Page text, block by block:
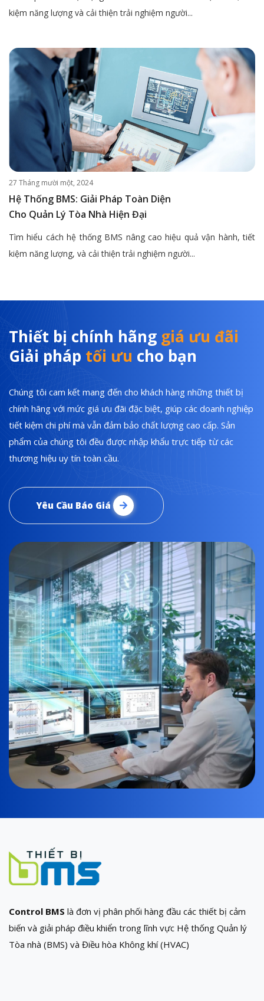
kiệm năng lượng và cải thiện trải nghiệm người...
27 Tháng mười một, 2024
Hệ Thống BMS: Giải Pháp Toàn Diện
Cho Quản Lý Tòa Nhà Hiện Đại
Tìm hiểu cách hệ thống BMS nâng cao hiệu quả vận hành, tiết
kiệm năng lượng, và cải thiện trải nghiệm người...
Thiết bị chính hãng giá ưu đãi
Giải pháp tối ưu cho bạn
Chúng tôi cam kết mang đến cho khách hàng những thiết bị
chính hãng với mức giá ưu đãi đặc biệt, giúp các doanh nghiệp
tiết kiệm chi phí mà vẫn đảm bảo chất lượng cao cấp. Sản
phẩm của chúng tôi đều được nhập khẩu trực tiếp từ các
thương hiệu uy tín toàn cầu.
Yêu Cầu Báo Giá
Control BMS là đơn vị phân phối hàng đầu các thiết bị cảm
biến và giải pháp điều khiển trong lĩnh vực Hệ thống Quản lý
Tòa nhà (BMS) và Điều hòa Không khí (HVAC)